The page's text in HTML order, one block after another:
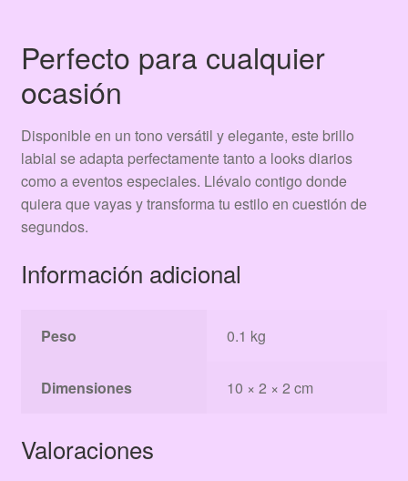
Perfecto para cualquier
ocasión
Disponible en un tono versátil y elegante, este brillo
labial se adapta perfectamente tanto a looks diarios
como a eventos especiales. Llévalo contigo donde
quiera que vayas y transforma tu estilo en cuestión de
segundos.
Información adicional
Peso 0.1 kg
Dimensiones 10 × 2 × 2 cm
Valoraciones